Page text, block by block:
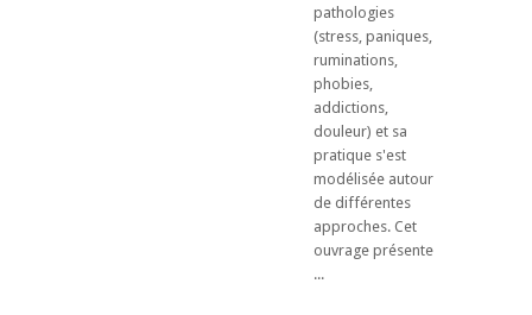
pathologies
(stress, paniques,
ruminations,
phobies,
addictions,
douleur) et sa
pratique s'est
modélisée autour
de différentes
approches. Cet
ouvrage présente
...